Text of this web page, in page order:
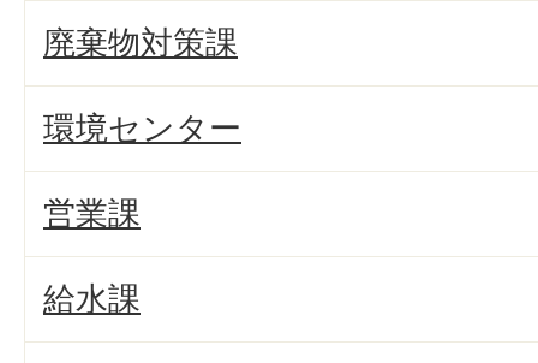
廃棄物対策課
環境センター
営業課
給水課